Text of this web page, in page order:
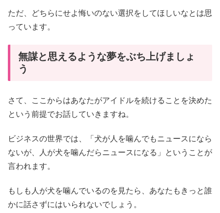
ただ、どちらにせよ悔いのない選択をしてほしいなとは思
っています。
無謀と思えるような夢をぶち上げましょ
う
さて、ここからはあなたがアイドルを続けることを決めた
という前提でお話していきますね。
ビジネスの世界では、「犬が人を噛んでもニュースになら
ないが、人が犬を噛んだらニュースになる」ということが
言われます。
もしも人が犬を噛んでいるのを見たら、あなたもきっと誰
かに話さずにはいられないでしょう。